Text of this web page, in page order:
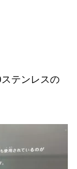
テンレスの